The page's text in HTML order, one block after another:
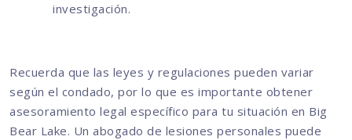
investigación.
Recuerda que las leyes y regulaciones pueden variar
según el condado, por lo que es importante obtener
asesoramiento legal específico para tu situación en Big
Bear Lake. Un abogado de lesiones personales puede